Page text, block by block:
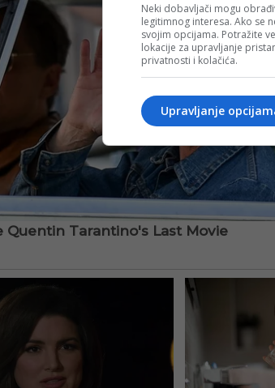
Neki dobavljači mogu
legitimnog interesa. Ako se
svojim opcijama. Potražite
lokacije za upravljanje
privatnosti i kolačića.
Upravljanje